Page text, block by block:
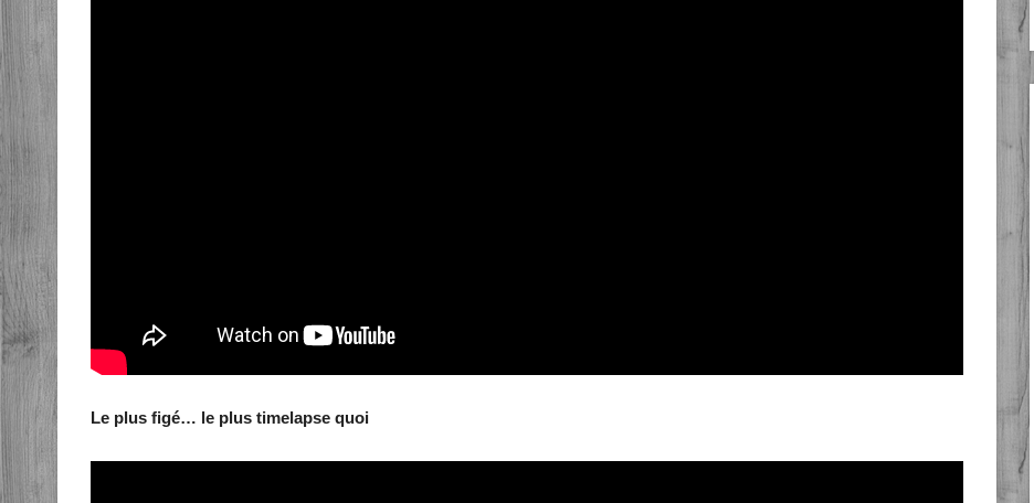
Le plus figé… le plus timelapse quoi